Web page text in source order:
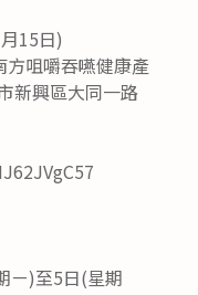
15日)
咀嚼吞嚥健康產
新興區大同一路
ㄧ)至5日(星期